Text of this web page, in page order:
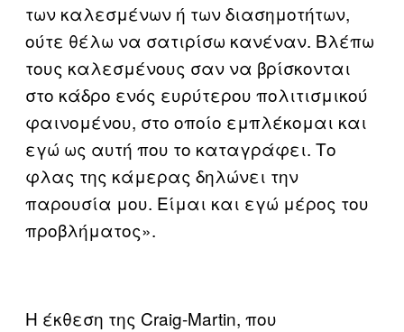
των καλεσμένων ή των διασημοτήτων,
ούτε θέλω να σατιρίσω κανέναν. Βλέπω
τους καλεσμένους σαν να βρίσκονται
στο κάδρο ενός ευρύτερου πολιτισμικού
φαινομένου, στο οποίο εμπλέκομαι και
εγώ ως αυτή που το καταγράφει. Το
φλας της κάμερας δηλώνει την
παρουσία μου. Είμαι και εγώ μέρος του
προβλήματος».
Η έκθεση της Craig-Martin, που